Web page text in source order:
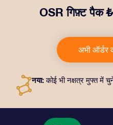
OSR गिफ़्ट पैक
लिफ़ाफ़ा, आपकी पसंद से तैयार
और हमारे ऐप्स का मुफ़्त इस्तेमाल
एक हमेशा बरक़रार रहने वाला
अभी ऑर्डर
नया:कोई भी नक्षत्र मुफ्त में